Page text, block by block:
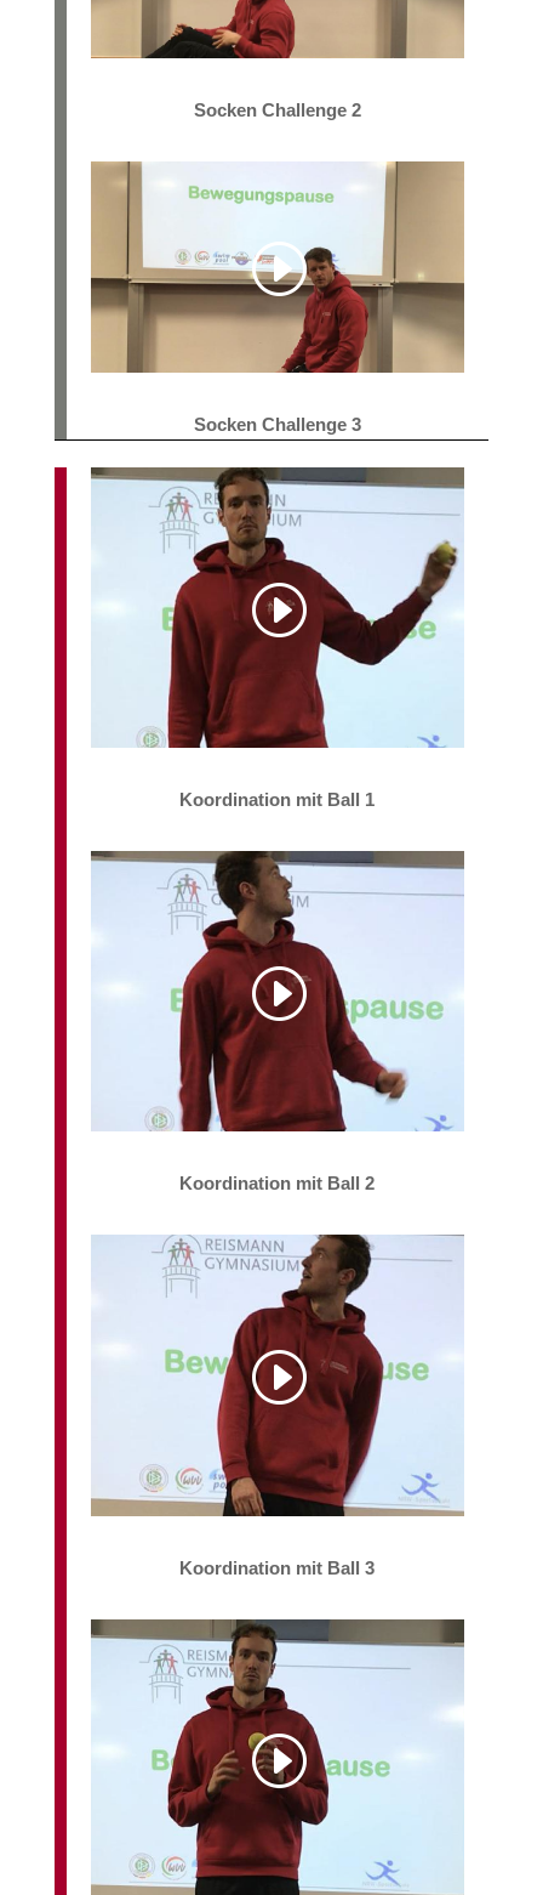
Socken Challenge 2
Socken Challenge 3
Koordination mit Ball 1
Koordination mit Ball 2
Koordination mit Ball 3